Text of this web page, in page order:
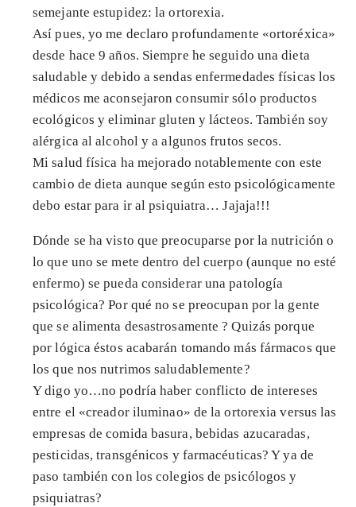
semejante estupidez: la ortorexia.
Así pues, yo me declaro profundamente «ortoréxica»
desde hace 9 años. Siempre he seguido una dieta
saludable y debido a sendas enfermedades físicas los
médicos me aconsejaron consumir sólo productos
ecológicos y eliminar gluten y lácteos. También soy
alérgica al alcohol y a algunos frutos secos.
Mi salud física ha mejorado notablemente con este
cambio de dieta aunque según esto psicológicamente
debo estar para ir al psiquiatra… Jajaja!!!
Dónde se ha visto que preocuparse por la nutrición o
lo que uno se mete dentro del cuerpo (aunque no esté
enfermo) se pueda considerar una patología
psicológica? Por qué no se preocupan por la gente
que se alimenta desastrosamente ? Quizás porque
por lógica éstos acabarán tomando más fármacos que
los que nos nutrimos saludablemente?
Y digo yo…no podría haber conflicto de intereses
entre el «creador iluminao» de la ortorexia versus las
empresas de comida basura, bebidas azucaradas,
pesticidas, transgénicos y farmacéuticas? Y ya de
paso también con los colegios de psicólogos y
psiquiatras?